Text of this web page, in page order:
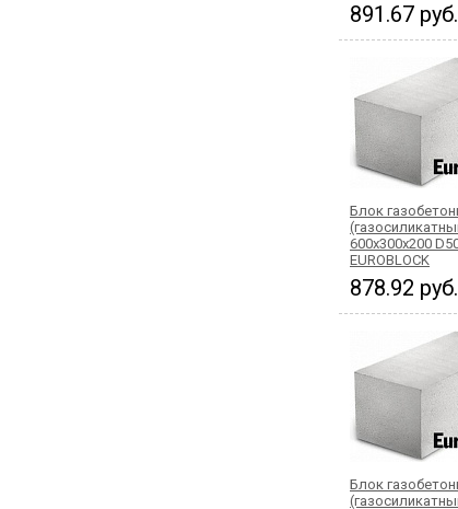
891.67 руб.
Блок
600x300x200
EUROBLOCK
878.92 руб.
Блок